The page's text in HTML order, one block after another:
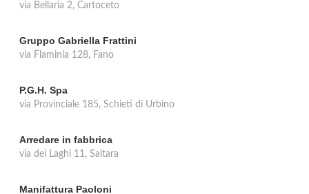
via Bellaria 2, Cartoceto
Gruppo Gabriella Frattini
via Flaminia 128, Fano
P.G.H. Spa
via Provinciale 185, Schieti di Urbino
Arredare in fabbrica
via dei Laghi 11, Saltara
Manifattura Paoloni